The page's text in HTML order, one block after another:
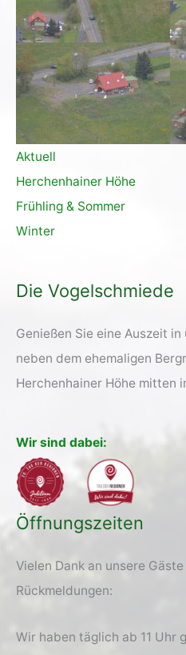
Aktuell
Herchenhainer Höhe
Frühling & Sommer
Winter
Die Vogelschmiede
Genießen Sie eine Auszeit
neben dem ehemaligen
Herchenhainer Höhe mitten
Wir sind dabei:
Öffnungszeiten
Vielen Dank an unsere
Rückmeldungen:
Wir haben täglich ab 11 Uhr